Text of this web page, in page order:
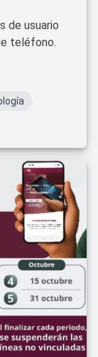
de usuario
teléfono.